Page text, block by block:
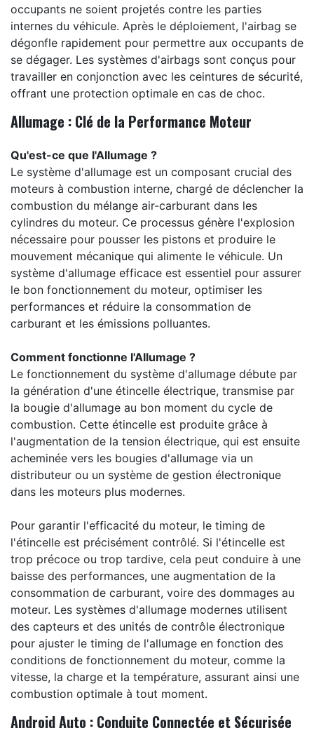
occupants ne soient projetés contre les parties
internes du véhicule. Après le déploiement, l'airbag se
dégonfle rapidement pour permettre aux occupants de
se dégager. Les systèmes d'airbags sont conçus pour
travailler en conjonction avec les ceintures de sécurité,
offrant une protection optimale en cas de choc.
Allumage : Clé de la Performance Moteur
Qu'est-ce que l'Allumage ?
Le système d'allumage est un composant crucial des
moteurs à combustion interne, chargé de déclencher la
combustion du mélange air-carburant dans les
cylindres du moteur. Ce processus génère l'explosion
nécessaire pour pousser les pistons et produire le
mouvement mécanique qui alimente le véhicule. Un
système d'allumage efficace est essentiel pour assurer
le bon fonctionnement du moteur, optimiser les
performances et réduire la consommation de
carburant et les émissions polluantes.
Comment fonctionne l'Allumage ?
Le fonctionnement du système d'allumage débute par
la génération d'une étincelle électrique, transmise par
la bougie d'allumage au bon moment du cycle de
combustion. Cette étincelle est produite grâce à
l'augmentation de la tension électrique, qui est ensuite
acheminée vers les bougies d'allumage via un
distributeur ou un système de gestion électronique
dans les moteurs plus modernes.
Pour garantir l'efficacité du moteur, le timing de
l'étincelle est précisément contrôlé. Si l'étincelle est
trop précoce ou trop tardive, cela peut conduire à une
baisse des performances, une augmentation de la
consommation de carburant, voire des dommages au
moteur. Les systèmes d'allumage modernes utilisent
des capteurs et des unités de contrôle électronique
pour ajuster le timing de l'allumage en fonction des
conditions de fonctionnement du moteur, comme la
vitesse, la charge et la température, assurant ainsi une
combustion optimale à tout moment.
Android Auto : Conduite Connectée et Sécurisée